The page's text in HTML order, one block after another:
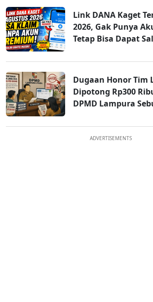
Link DANA Kaget
2026, Gak Punya
Tetap Bisa Dapat
Dugaan Honor Tim
Dipotong Rp300
DPMD Lampura
ADVERTISEMENTS